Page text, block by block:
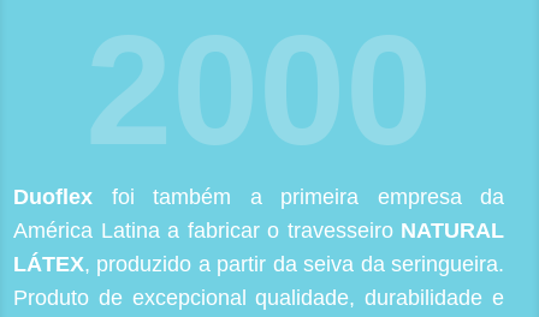
2000
Duoflex foi também a primeira empresa da
América Latina a fabricar o travesseiro NATURAL
LÁTEX, produzido a partir da seiva da seringueira.
Produto de excepcional qualidade, durabilidade e